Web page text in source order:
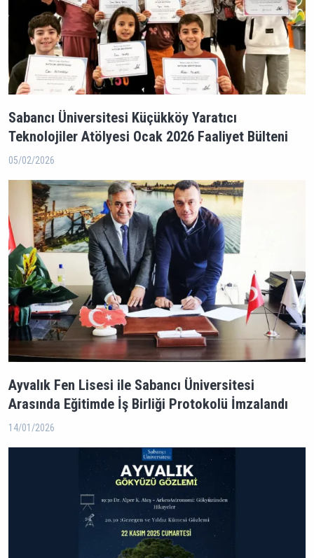
Sabancı Üniversitesi Küçükköy Yaratıcı
Teknolojiler Atölyesi Ocak 2026 Faaliyet Bülteni
05/02/2026
Ayvalık Fen Lisesi ile Sabancı Üniversitesi
Arasında Eğitimde İş Birliği Protokolü İmzalandı
14/01/2026